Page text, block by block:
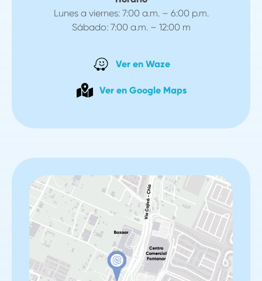
Lunes a viernes: 7:00 a.m. – 6:00 p.m.
Sábado: 7:00 a.m. – 12:00 m
Ver en Waze
Ver en Google Maps